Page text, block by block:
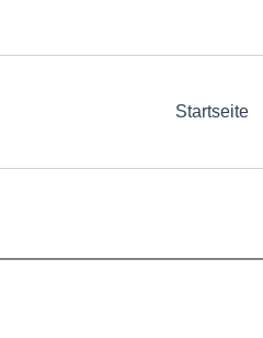
Startseite